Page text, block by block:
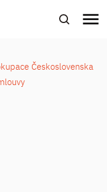
menu
Československa